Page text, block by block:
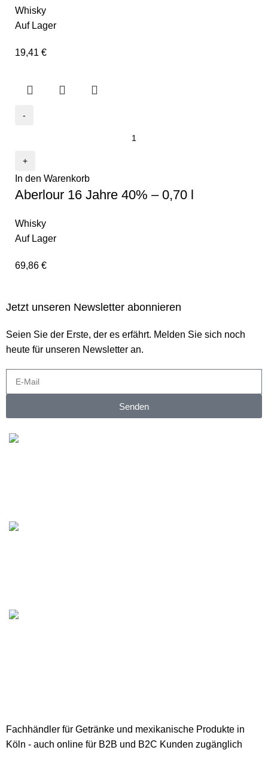
Whisky
Auf Lager
19,41 €
In den Warenkorb
Aberlour 16 Jahre 40% – 0,70 l
Whisky
Auf Lager
69,86 €
Jetzt unseren Newsletter abonnieren
Seien Sie der Erste, der es erfährt. Melden Sie sich noch
heute für unseren Newsletter an.
Senden
Fachhändler für Getränke und mexikanische Produkte in
Köln - auch online für B2B und B2C Kunden zugänglich